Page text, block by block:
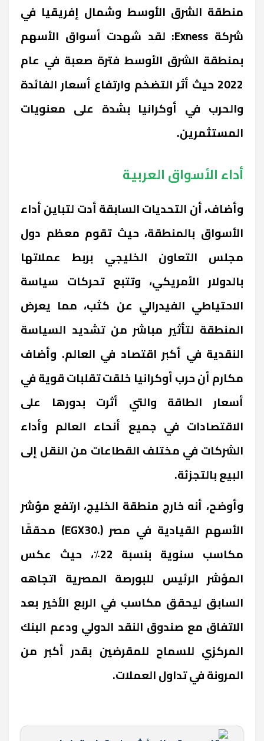
منطقة الشرق الأوسط وشمال إفريقيا في
شركة Exness: لقد شهدت أسواق الأسهم
بمنطقة الشرق الأوسط فترة صعبة في عام
2022 حيث أثر التضخم وارتفاع أسعار الفائدة
والحرب في أوكرانيا بشدة على معنويات
المستثمرين.
أداء الأسواق العربية
وأضاف، أن التحديات السابقة أدت لتباين أداء
الأسواق بالمنطقة، حيث تقوم معظم دول
مجلس التعاون الخليجي بربط عملاتها
بالدولار الأمريكي، وتتبع تحركات سياسة
الاحتياطي الفيدرالي عن كثب، مما يعرض
المنطقة لتأثير مباشر من تشديد السياسة
النقدية في أكبر اقتصاد في العالم. وأضاف
مكارم أن حرب أوكرانيا خلقت تقلبات قوية في
أسعار الطاقة والتي أثرت بدورها على
الاقتصادات في جميع أنحاء العالم وأداء
الشركات في مختلف القطاعات من النقل إلى
البيع بالتجزئة.
وأوضح، أنه خارج منطقة الخليج، ارتفع مؤشر
الأسهم القيادية في مصر (.EGX30) محققًا
مكاسب سنوية بنسبة 22٪، حيث عكس
المؤشر الرئيس للبورصة المصرية اتجاهه
السابق ليحقق مكاسب في الربع الأخير بعد
الاتفاق مع صندوق النقد الدولي ودعم البنك
المركزي للسماح للمقرضين بقدر أكبر من
المرونة في تداول العملات.